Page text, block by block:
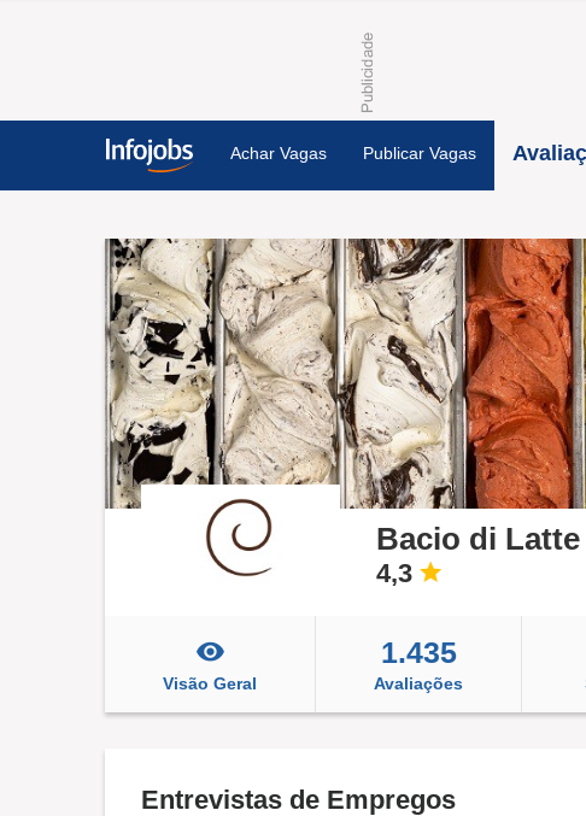
Achar Vagas Publicar Vagas
Bacio di Latte
4,3
Visão Geral
1.435
Avaliações
Entrevistas de Empregos